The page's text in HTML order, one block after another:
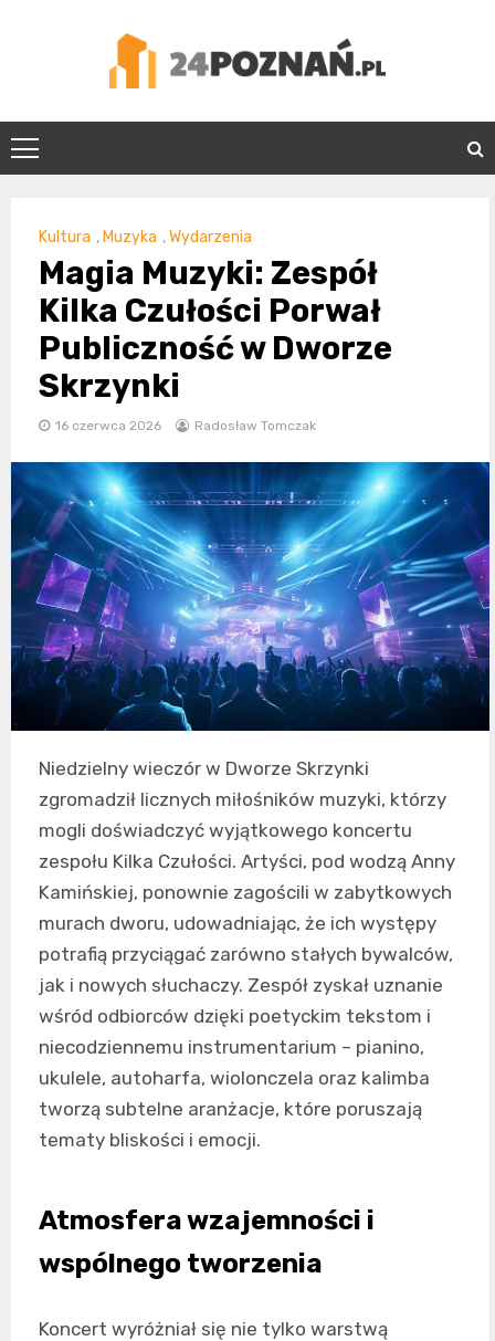
24Poznań.pl
Kultura , Muzyka ,Wydarzenia
Magia Muzyki: Zespół
Kilka Czułości Porwał
Publiczność w Dworze
Skrzynki
16 czerwca 2026 Radosław Tomczak
Niedzielny wieczór w Dworze Skrzynki
zgromadził licznych miłośników muzyki, którzy
mogli doświadczyć wyjątkowego koncertu
zespołu Kilka Czułości. Artyści, pod wodzą Anny
Kamińskiej, ponownie zagościli w zabytkowych
murach dworu, udowadniając, że ich występy
potrafią przyciągać zarówno stałych bywalców,
jak i nowych słuchaczy. Zespół zyskał uznanie
wśród odbiorców dzięki poetyckim tekstom i
niecodziennemu instrumentarium – pianino,
ukulele, autoharfa, wiolonczela oraz kalimba
tworzą subtelne aranżacje, które poruszają
tematy bliskości i emocji.
Atmosfera wzajemności i
wspólnego tworzenia
Koncert wyróżniał się nie tylko warstwą